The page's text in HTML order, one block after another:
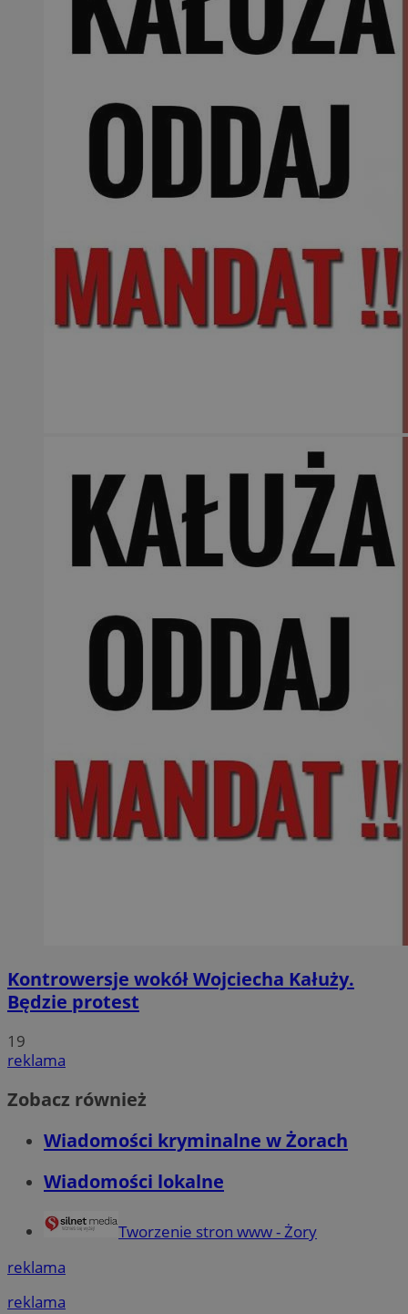
Kontrowersje wokół Wojciecha Kałuży.
Będzie protest
19
reklama
Zobacz również
Wiadomości kryminalne w Żorach
Wiadomości lokalne
Tworzenie stron www - Żory
reklama
reklama